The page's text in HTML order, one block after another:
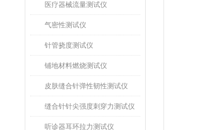
医疗器械流量测试仪
气密性测试仪
针管挠度测试仪
铺地材料燃烧测试仪
皮肤缝合针弹性韧性测试仪
缝合针针尖强度刺穿力测试仪
听诊器耳环拉力测试仪